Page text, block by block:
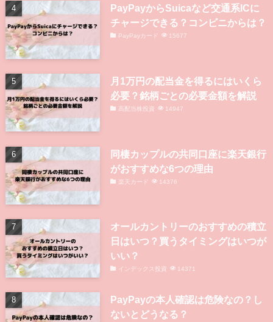
PayPayからSuicaなど交通系ICに
チャージできる？コンビニからは？
PayPayカード 15677
月1万円の配当金を得るにはいくら
必要？銘柄ごとの必要金額を解説
高配当株投資 14947
同棲カップルの共同口座に楽天銀行
がおすすめな6つの理由
楽天カード 14376
オールカントリーのおすすめの積立
日はいつ？買うタイミングはいつが
いい？
インデックス投資 14371
PayPayの本人確認は危険なの？し
ないとどうなる？